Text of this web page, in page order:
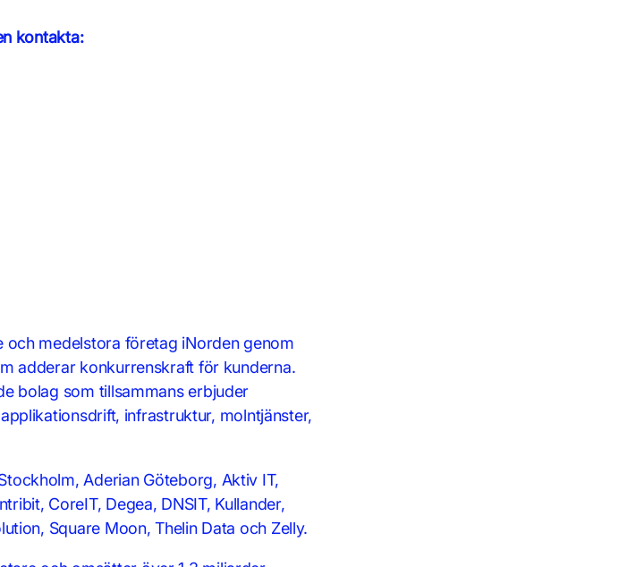
kontakta:
och medelstora företag iNorden genom
adderar konkurrenskraft för kunderna.
bolag som tillsammans erbjuder
infrastruktur, molntjänster,
Aderian Göteborg, Aktiv IT,
CoreIT, Degea, DNSIT, Kullander,
Square Moon, Thelin Data och Zelly.